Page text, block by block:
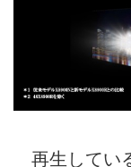
再生してい